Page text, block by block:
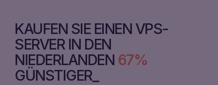
KAUFEN SIE EINEN VPS-
SERVER IN DEN
NIEDERLANDEN 67%
GÜNSTIGER